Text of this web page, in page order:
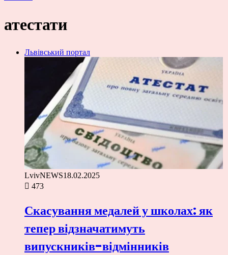
атестати
Львівський портал
LvivNEWS18.02.2025
473
Скасування медалей у школах: як
тепер відзначатимуть
випускників-відмінників